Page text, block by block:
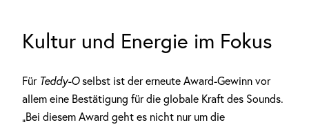
Kultur und Energie im Fokus
Für Teddy-Oselbst ist der erneute Award-Gewinn vor
allem eine Bestätigung für die globale Kraft des Sounds.
„Bei diesem Award geht es nicht nur um die